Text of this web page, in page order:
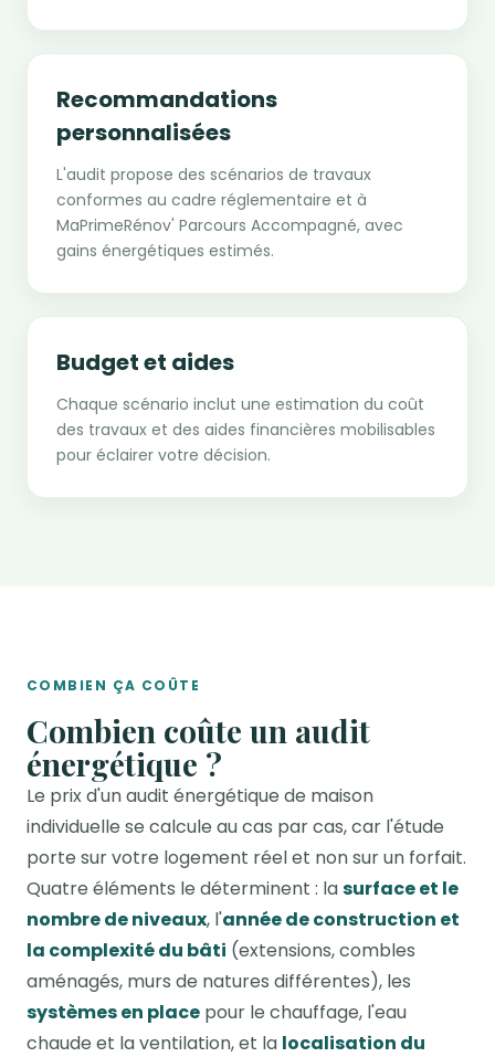
Recommandations
personnalisées
L'audit propose des scénarios de travaux
conformes au cadre réglementaire et à
MaPrimeRénov' Parcours Accompagné, avec
gains énergétiques estimés.
Budget et aides
Chaque scénario inclut une estimation du coût
des travaux et des aides financières mobilisables
pour éclairer votre décision.
COMBIEN ÇA COÛTE
Combien coûte un audit
énergétique ?
Le prix d'un audit énergétique de maison
individuelle se calcule au cas par cas, car l'étude
porte sur votre logement réel et non sur un forfait.
Quatre éléments le déterminent : lasurface et le
nombre de niveaux, l'année de construction et
la complexité du bâti (extensions, combles
aménagés, murs de natures différentes), les
systèmes en place pour le chauffage, l'eau
chaude et la ventilation, et la localisation du